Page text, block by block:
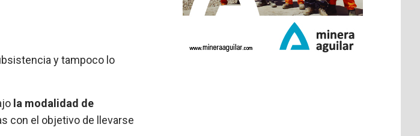
y tampoco lo
la modalidad de
con el objetivo de llevarse